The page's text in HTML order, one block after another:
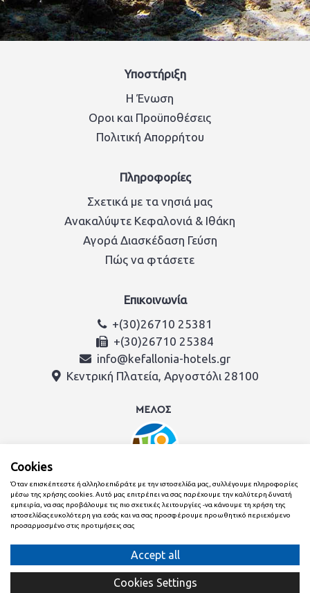
Υποστήριξη
Η Ένωση
Οροι και Προϋποθέσεις
Πολιτική Απορρήτου
Πληροφορίες
Σχετικά με τα νησιά μας
Ανακαλύψτε Κεφαλονιά & Ιθάκη
Αγορά Διασκέδαση Γεύση
Πώς να φτάσετε
Επικοινωνία
+(30)26710 25381
+(30)26710 25384
info@kefallonia-hotels.gr
Κεντρική Πλατεία, Αργοστόλι 28100
Κεφαλονιάς & Ιθάκης
Cookies
Όταν επισκέπτεστε ή αλληλοεπιδράτε με την ιστοσελίδα μας, συλλέγουμε πληροφορίες
μέσω της χρήσης cookies. Αυτό μας επιτρέπει να σας παρέχουμε την καλύτερη δυνατή
εμπειρία, να σας προβάλουμε τις πιο σχετικές λειτουργίες -να κάνουμε τη χρήση της
ιστοσελίδαςευκολότερη για εσάς και να σας προσφέρουμε προωθητικό περιεχόμενο
προσαρμοσμένο στις προτιμήσεις σας
Cookies Settings